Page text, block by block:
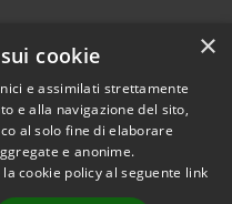
Copyright © 2026 • Comune di
Sanremo • Powered by
×
cookie
e assimilati strettamente
e alla navigazione del sito,
al solo fine di elaborare
e anonime.
cookie policy al seguente link